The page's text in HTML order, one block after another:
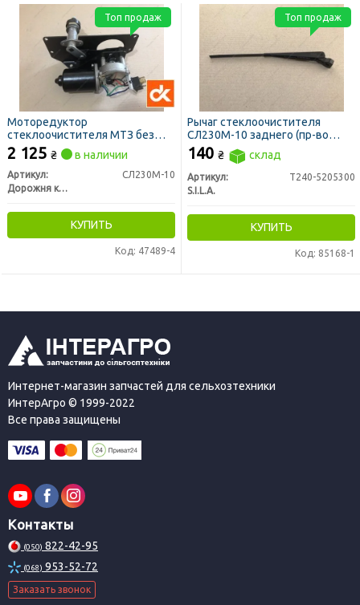
Моторедуктор
стеклоочистителя МТЗ без
щётки (переднее стекло) (ДК)
2 125 ₴ в наличии
Артикул:
СЛ230М-10
Дорожня карта
КУПИТЬ
Код: 47489-4
Топ продаж
Рычаг стеклоочистителя
СЛ230М-10 заднего (пр-во
S.I.L.A.)
140 ₴ склад
Артикул:
Т240-5205300
S.I.L.A.
КУПИТЬ
Код: 85168-1
Топ продаж
Интернет-магазин запчастей для сельхозтехники
ИнтерАгро © 1999-2022
Все права защищены
Контакты
(050) 822-42-95
(068) 953-52-72
Заказать звонок